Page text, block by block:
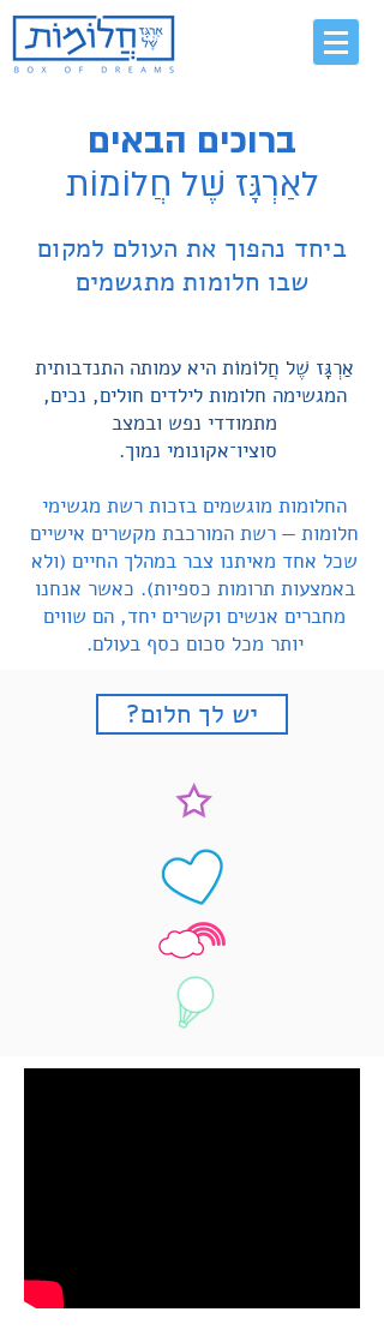
ברוכים הבאים
לאַרְגָּז שֶׁל חֲלוֹמוֹת
ביחד נהפוך את העולם למקום
שבו חלומות מתגשמים
אַרְגָּז שֶׁל חֲלוֹמוֹת היא עמותה התנדבותית
המגשימה חלומות לילדים חולים, נכים,
מתמודדי נפש ובמצב
סוציו־אקונומי נמוך.
החלומות מוגשמים בזכות רשת מגשימי
חלומות ‮—‬ רשת המורכבת מקשרים אישיים
שכל אחד מאיתנו צבר במהלך החיים (ולא
באמצעות תרומות כספיות). כאשר אנחנו
מחברים אנשים וקשרים יחד, הם שווים
יותר מכל סכום כסף בעולם.
?יש לך חלום